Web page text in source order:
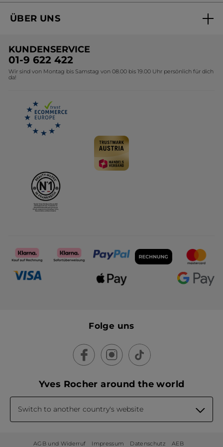
Black Friday Yves Rocher
Geschenkideen Yves Rocher
Kollektion Monoi Yves Rocher
ÜBER UNS
Umweltstiftung YR
Affiliate Programm
KUNDENSERVICE
01-9 622 422
Wir sind von Montag bis Samstag von 08.00 bis 19.00 Uhr persönlich für dich
da!
Folge uns
Yves Rocher around the world
Switch to another country's website
AGB und Widerruf Impressum Datenschutz AEB